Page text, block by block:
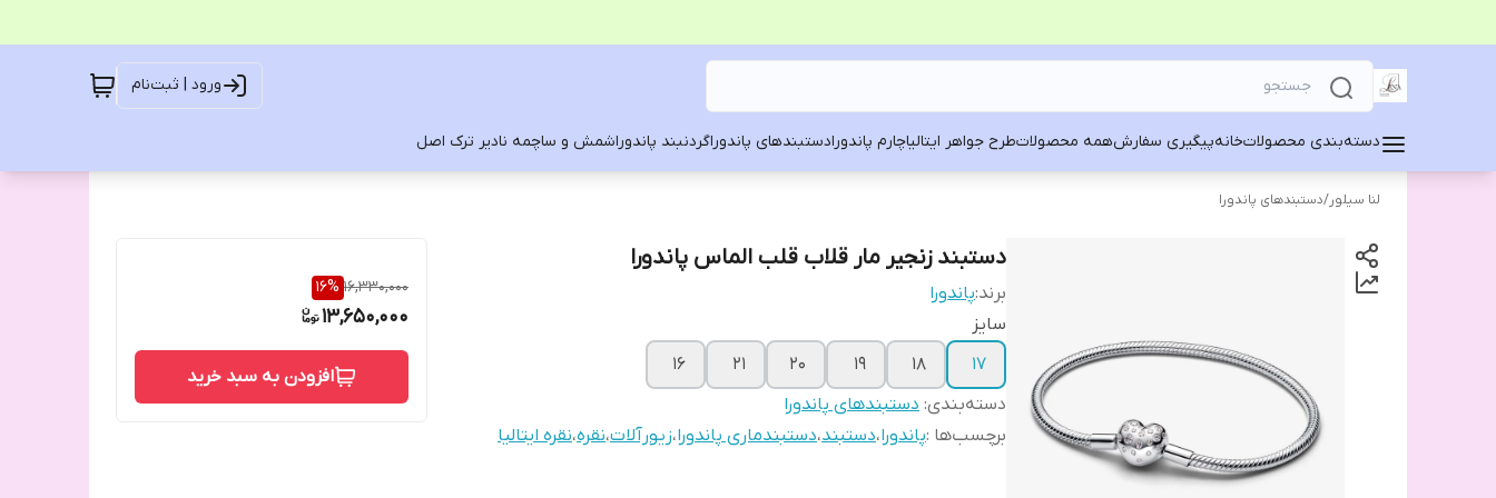
ورود | ثبت‌نام
دسته‌بندی محصولاتخانهپیگیری سفارشهمه محصولاتطرح جواهر ایتالیاچارم پاندورادستبندهای پاندوراگردنبند پاندوراشمش و ساچمه نادیر ترک اصل
لنا سیلور/دستبندهای پاندورا
دستبند زنجیر مار قلاب قلب الماس پاندورا
برند:پاندورا
سایز
۱۷
۱۸ ۱۹ ۲۰ ۲۱
۱۶
دسته‌بندی: دستبندهای پاندورا
برچسب‌ها :پاندورا،دستبند،دستبندماری پاندورا،زیورآلات،نقره،نقره ایتالیا
16,330,000
16%
13,650,000
افزودن به سبد خرید